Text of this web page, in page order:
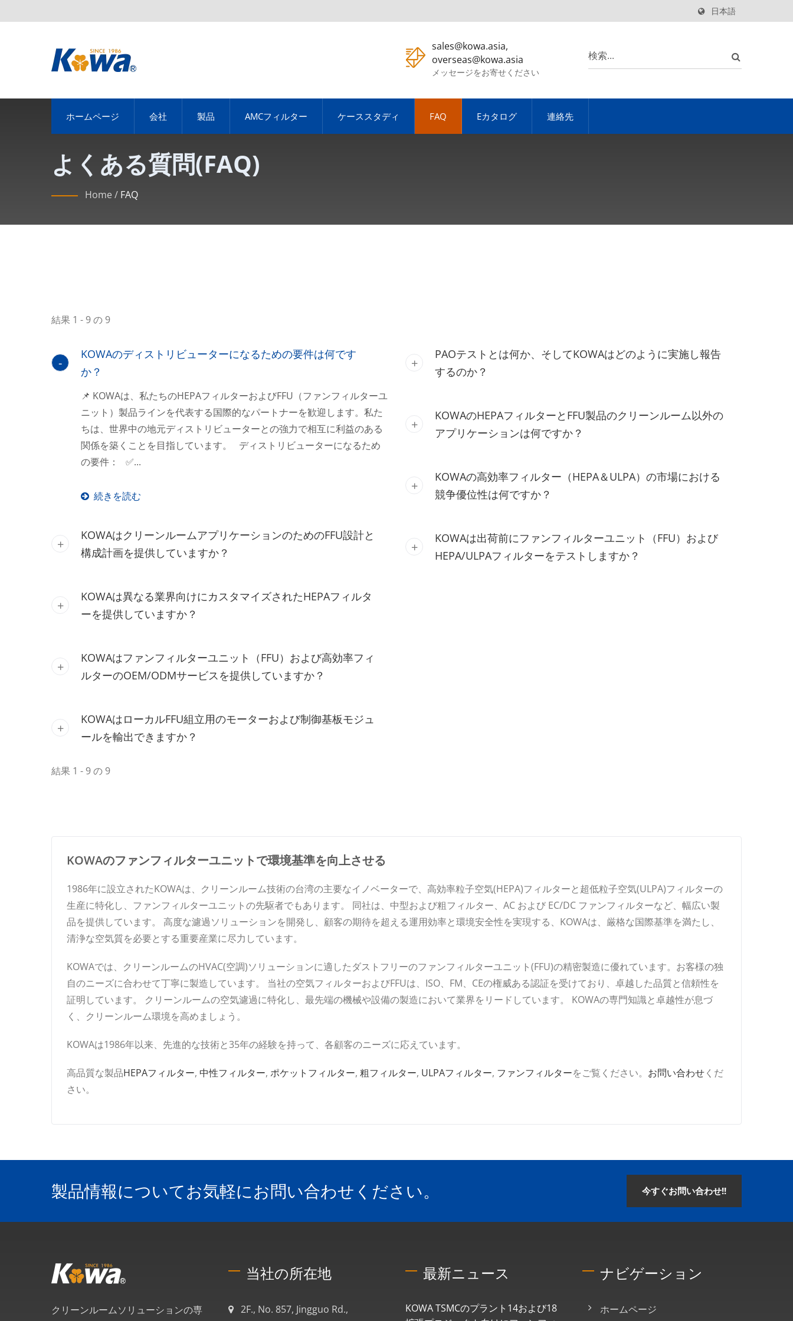
日本語
sales@kowa.asia,
overseas@kowa.asia
メッセージをお寄せください
ホームページ 会社 製品 AMCフィルター ケーススタディ FAQ Eカタログ 連絡先
よくある質問(FAQ)
Home/ FAQ
結果 1 - 9 の 9
KOWAのディストリビューターになるための要件は何です
か？
📌 KOWAは、私たちのHEPAフィルターおよびFFU（ファンフィルターユ
ニット）製品ラインを代表する国際的なパートナーを歓迎します。私た
ちは、世界中の地元ディストリビューターとの強力で相互に利益のある
関係を築くことを目指しています。 ディストリビューターになるため
の要件： ✅...
続きを読む
KOWAはクリーンルームアプリケーションのためのFFU設計と
構成計画を提供していますか？
KOWAは異なる業界向けにカスタマイズされたHEPAフィルタ
ーを提供していますか？
KOWAはファンフィルターユニット（FFU）および高効率フィ
ルターのOEM/ODMサービスを提供していますか？
KOWAはローカルFFU組立用のモーターおよび制御基板モジュ
ールを輸出できますか？
PAOテストとは何か、そしてKOWAはどのように実施し報告
するのか？
KOWAのHEPAフィルターとFFU製品のクリーンルーム以外の
アプリケーションは何ですか？
KOWAの高効率フィルター（HEPA＆ULPA）の市場における
競争優位性は何ですか？
KOWAは出荷前にファンフィルターユニット（FFU）および
HEPA/ULPAフィルターをテストしますか？
結果 1 - 9 の 9
KOWAのファンフィルターユニットで環境基準を向上させる
1986年に設立されたKOWAは、クリーンルーム技術の台湾の主要なイノベーターで、高効率粒子空気(HEPA)フィルターと超低粒子空気(ULPA)フィルターの
生産に特化し、ファンフィルターユニットの先駆者でもあります。 同社は、中型および粗フィルター、AC および EC/DC ファンフィルターなど、幅広い製
品を提供しています。 高度な濾過ソリューションを開発し、顧客の期待を超える運用効率と環境安全性を実現する、KOWAは、厳格な国際基準を満たし、
清浄な空気質を必要とする重要産業に尽力しています。
KOWAでは、クリーンルームのHVAC(空調)ソリューションに適したダストフリーのファンフィルターユニット(FFU)の精密製造に優れています。お客様の独
自のニーズに合わせて丁寧に製造しています。 当社の空気フィルターおよびFFUは、ISO、FM、CEの権威ある認証を受けており、卓越した品質と信頼性を
証明しています。 クリーンルームの空気濾過に特化し、最先端の機械や設備の製造において業界をリードしています。 KOWAの専門知識と卓越性が息づ
く、クリーンルーム環境を高めましょう。
KOWAは1986年以来、先進的な技術と35年の経験を持って、各顧客のニーズに応えています。
高品質な製品HEPAフィルター, 中性フィルター, ポケットフィルター, 粗フィルター, ULPAフィルター, ファンフィルターをご覧ください。 お問い合わせくだ
さい。
製品情報についてお気軽にお問い合わせください。 今すぐお問い合わせ!!
クリーンルームソリューションの専
当社の所在地
2F., No. 857, Jingguo Rd.,
最新ニュース
KOWA TSMCのプラント14および18
ナビゲーション
ホームページ